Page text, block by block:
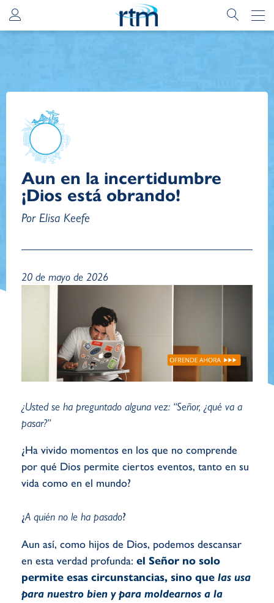
Aun en la incertidumbre
¡Dios está obrando!
Por Elisa Keefe
20 de mayo de 2026
¿Usted se ha preguntado alguna vez: “Señor, ¿qué va a
pasar?”
¿Ha vivido momentos en los que no comprende
por qué Dios permite ciertos eventos, tanto en su
vida como en el mundo?
¿A quién no le ha pasado?
Aun así, como hijos de Dios, podemos descansar
en esta verdad profunda: el Señor no solo
permite esas circunstancias, sino que las usa
para nuestro bien y para moldearnos a la